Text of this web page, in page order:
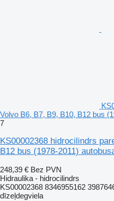
Volvo B6, B7, B9, B10, B12 bus
7
KS00002368 hidrocilindrs
B12 bus (1978-2011)
248,39 € Bez PVN
Hidraulika - hidrocilindrs
KS00002368 8346955162
dīzeļdegviela